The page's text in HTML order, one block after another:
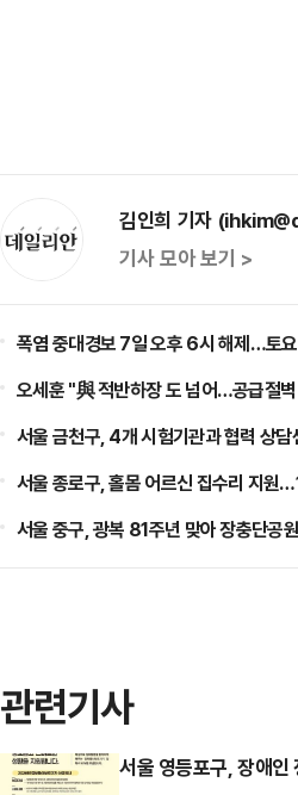
김인희 기자
기사 모아 보기 >
폭염 중대경보 7일 오후 6시 해제…
오세훈 "與 적반하장 도 넘어…공급절
서울 금천구, 4개 시험기관과 협력 상
서울 종로구, 홀몸 어르신 집수리 지원
서울 중구, 광복 81주년 맞아 장충단공
관련기사
서울 영등포구, 장애